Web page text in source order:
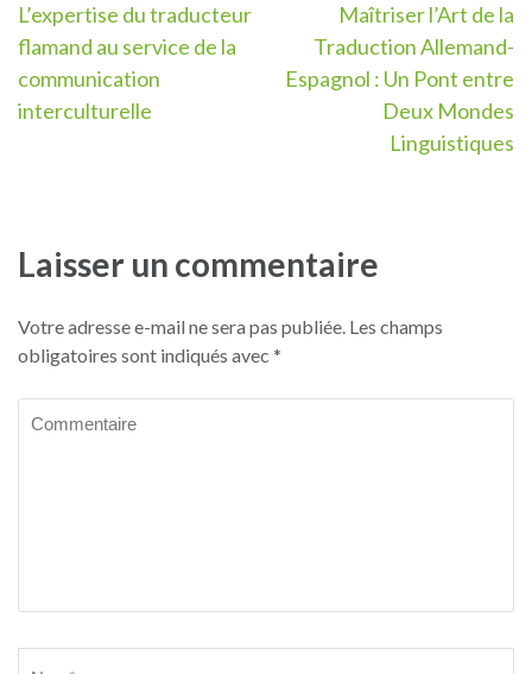
Navigation
de
l’article
L’expertise du traducteur
flamand au service de la
communication
interculturelle
Maîtriser l’Art de la
Traduction Allemand-
Espagnol : Un Pont entre
Deux Mondes
Linguistiques
Laisser un commentaire
Votre adresse e-mail ne sera pas publiée. Les champs
obligatoires sont indiqués avec *